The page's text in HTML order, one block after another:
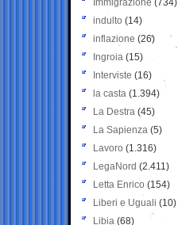
Immigrazione (734)
indulto (14)
inflazione (26)
Ingroia (15)
Interviste (16)
la casta (1.394)
La Destra (45)
La Sapienza (5)
Lavoro (1.316)
LegaNord (2.411)
Letta Enrico (154)
Liberi e Uguali (10)
Libia (68)